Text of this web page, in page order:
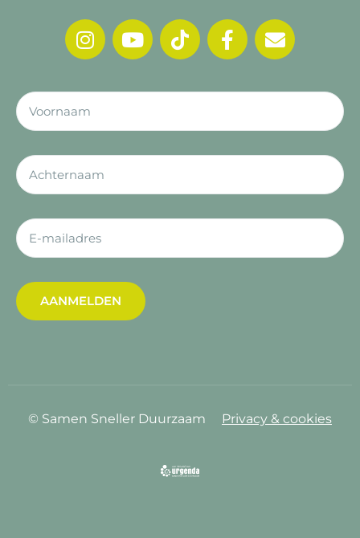
AANMELDEN
© Samen Sneller Duurzaam Privacy & cookies